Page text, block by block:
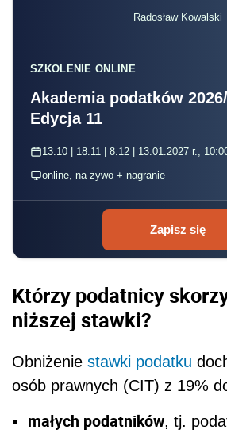
Radosław Kowalski
SZKOLENIE ONLINE
Akademia podatków
Edycja 11
13.10 | 18.11 | 8.12 | 13.01.2027 r.,
online, na żywo + nagranie
Zapisz się
Którzy podatnicy
niższej stawki?
Obniżenie stawki podatku
osób prawnych (CIT) z 19%
małych podatników, tj.